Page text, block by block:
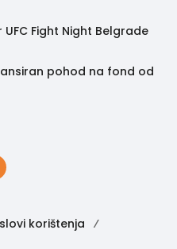
Fight Night Belgrade
Lansiran pohod na fond od
korištenja